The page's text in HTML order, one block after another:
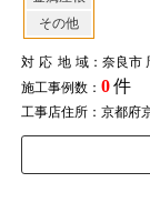
その他
対応地域：奈良市
施工事例数： 0件
工事店住所：京都府